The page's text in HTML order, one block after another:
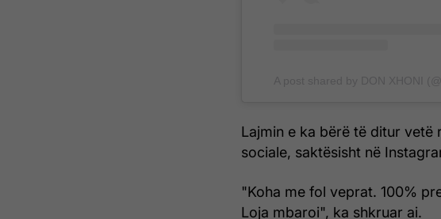
Lajmin e ka bërë të ditur
sociale, saktësisht në
"Koha me fol veprat. 100%
Loja mbaroi", ka shkruar ai.